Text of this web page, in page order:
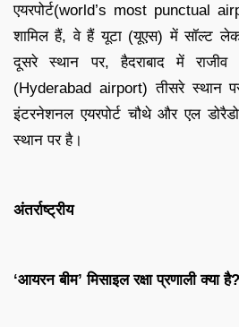
एयरपोर्ट(world’s most punctual
शामिल हैं, वे हैं यूटा (यूएस) में सॉल्ट लेक
दूसरे स्थान पर, हैदराबाद में राजीव
(Hyderabad airport) तीसरे स्थान
इंटरनेशनल एयरपोर्ट चौथे और एल
स्थान पर है।
अंतर्राष्ट्रीय
‘आयरन बीम’ मिसाइल रक्षा प्रणाली क्या है?